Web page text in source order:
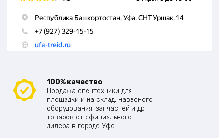
100% качество
Продажа спецтехники для
площадки и на склад, навесного
оборудования, запчастей и др
товаров от официального
дилера в городе Уфе